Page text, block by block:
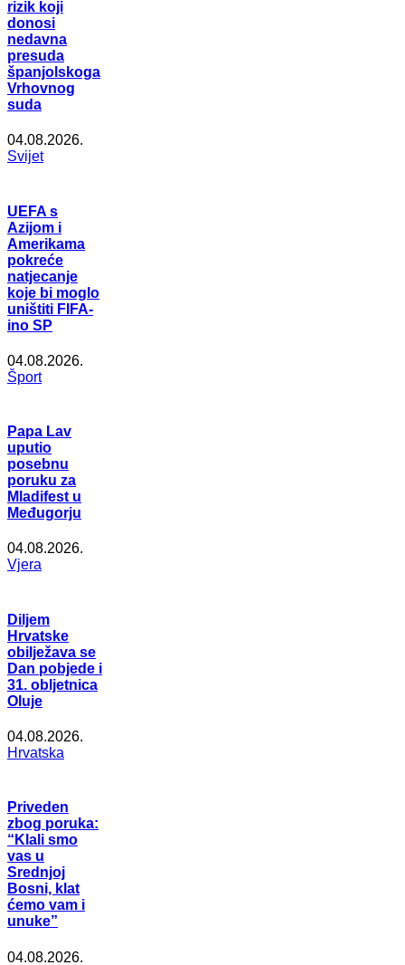
rizik koji
donosi
nedavna
presuda
španjolskoga
Vrhovnog
suda
04.08.2026.
Svijet
UEFA s
Azijom i
Amerikama
pokreće
natjecanje
koje bi moglo
uništiti FIFA-
ino SP
04.08.2026.
Šport
Papa Lav
uputio
posebnu
poruku za
Mladifest u
Međugorju
04.08.2026.
Vjera
Diljem
Hrvatske
obilježava se
Dan pobjede i
31. obljetnica
Oluje
04.08.2026.
Hrvatska
Priveden
zbog poruka:
“Klali smo
vas u
Srednjoj
Bosni, klat
ćemo vam i
unuke”
04.08.2026.